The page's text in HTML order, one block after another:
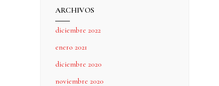
ARCHIVOS
diciembre 2022
enero 2021
diciembre 2020
noviembre 2020